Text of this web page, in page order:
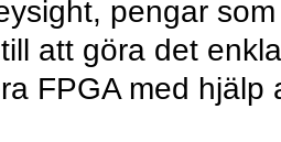
pengar som
att göra det
FPGA med hjälp